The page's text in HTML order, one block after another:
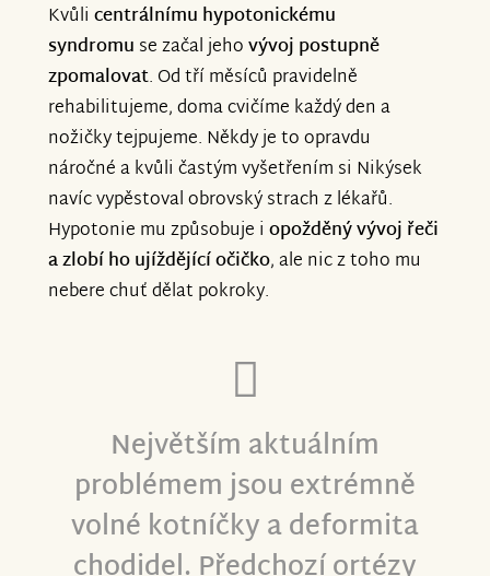
Kvůli centrálnímu hypotonickému
syndromu se začal jehovývoj postupně
zpomalovat. Od tří měsíců pravidelně
rehabilitujeme, doma cvičíme každý den a
nožičky tejpujeme. Někdy je to opravdu
náročné a kvůli častým vyšetřením si Nikýsek
navíc vypěstoval obrovský strach z lékařů.
Hypotonie mu způsobuje i opožděný vývoj řeči
a zlobí ho ujíždějící očičko, ale nic z toho mu
nebere chuť dělat pokroky.
Největším aktuálním
problémem jsou extrémně
volné kotníčky a deformita